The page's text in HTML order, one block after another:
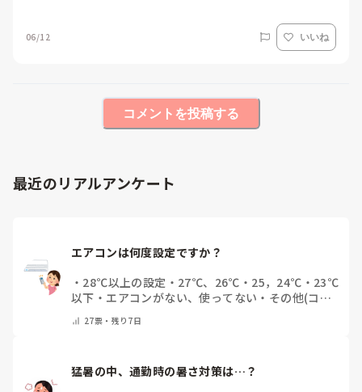
06/12 いいね
コメントを投稿する
最近のリアルアンケート
エアコンは何度設定ですか？
・ 28℃以上の設定 ・ 27℃、26℃ ・ 25，24℃ ・ 23℃
以下 ・ エアコンがない、使ってない ・ その他(コメ
ントで教えてください)
27票・ 残り7日
猛暑の中、通勤時の暑さ対策は…？